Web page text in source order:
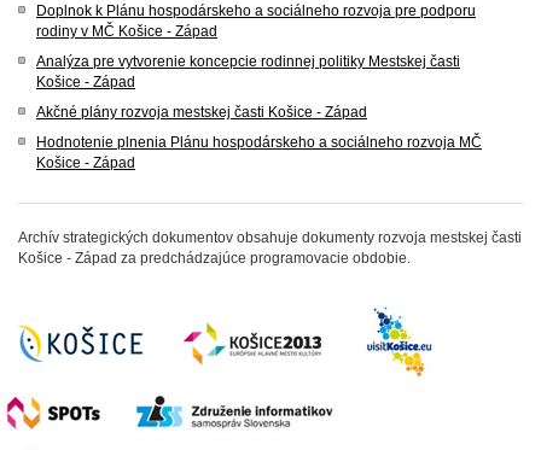
Doplnok k Plánu hospodárskeho a sociálneho rozvoja pre podporu
rodiny v MČ Košice - Západ
Analýza pre vytvorenie koncepcie rodinnej politiky Mestskej časti
Košice - Západ
Akčné plány rozvoja mestskej časti Košice - Západ
Hodnotenie plnenia Plánu hospodárskeho a sociálneho rozvoja MČ
Košice - Západ
Archív strategických dokumentov obsahuje dokumenty rozvoja mestskej časti
Košice - Západ za predchádzajúce programovacie obdobie.